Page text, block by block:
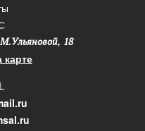
М.Ульяновой, 18
карте